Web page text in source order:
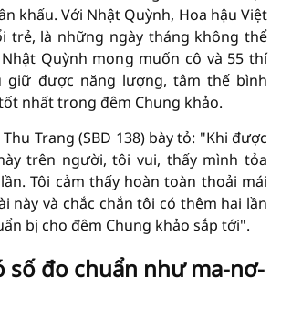
khấu. Với Nhật Quỳnh, Hoa hậu Việt
trẻ, là những ngày tháng không thể
Quỳnh mong muốn cô và 55 thí
giữ được năng lượng, tâm thế bình
nhất trong đêm Chung khảo.
Trang (SBD 138) bày tỏ: "Khi được
trên người, tôi vui, thấy mình tỏa
Tôi cảm thấy hoàn toàn thoải mái
này và chắc chắn tôi có thêm hai lần
bị cho đêm Chung khảo sắp tới".
số đo chuẩn như ma-nơ-